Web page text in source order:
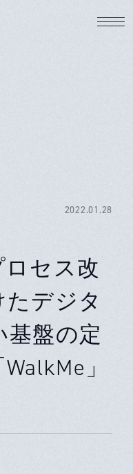
2022.01.28
セス改
デジタ
基盤の定
」